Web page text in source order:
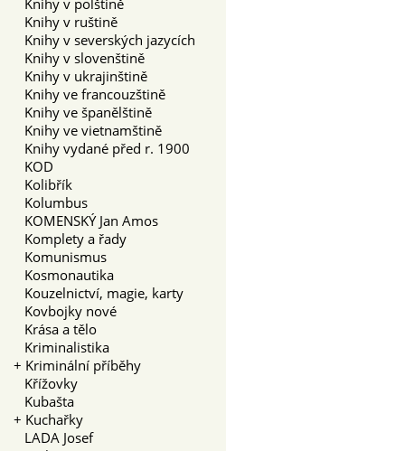
Knihy v ruštině
Knihy v severských jazycích
Knihy v slovenštině
Knihy v ukrajinštině
Knihy ve francouzštině
Knihy ve španělštině
Knihy ve vietnamštině
Knihy vydané před r. 1900
KOD
Kolibřík
Kolumbus
KOMENSKÝ Jan Amos
Komplety a řady
Komunismus
Kosmonautika
Kouzelnictví, magie, karty
Kovbojky nové
Krása a tělo
Kriminalistika
+ Kriminální příběhy
Křížovky
Kubašta
+ Kuchařky
LADA Josef